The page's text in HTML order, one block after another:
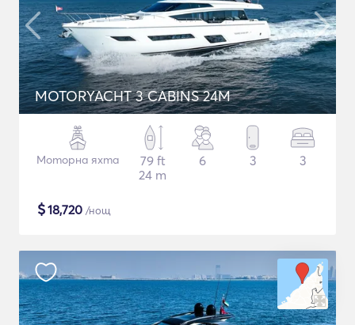
MOTORYACHT 3 CABINS 24M
Моторна яхта
79 ft
24 m
6 3 3
$18,720 /нощ